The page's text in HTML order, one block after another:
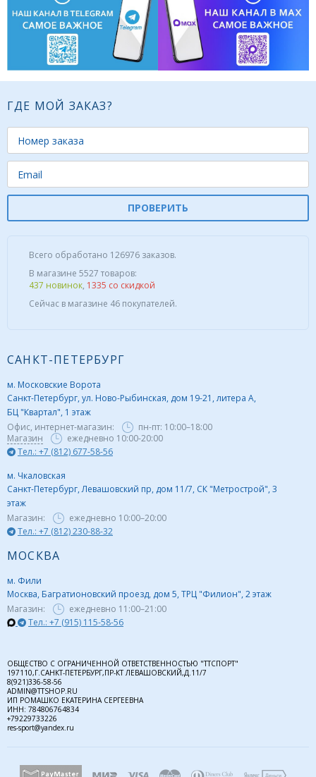
ГДЕ МОЙ ЗАКАЗ?
ПРОВЕРИТЬ
Всего обработано 126976 заказов.
В магазине 5527 товаров:
437 новинок, 1335 со скидкой
Сейчас в магазине 46 покупателей.
САНКТ-ПЕТЕРБУРГ
м. Московские Ворота
Санкт-Петербург, ул. Ново-Рыбинская, дом 19-21, литера А,
БЦ "Квартал", 1 этаж
Офис, интернет-магазин:
пн-пт: 10:00–18:00
Магазин
ежедневно 10:00-20:00
Тел.: +7 (812) 677-58-56
м. Чкаловская
Санкт-Петербург, Левашовский пр, дом 11/7, СК "Метрострой", 3
этаж
Магазин:
ежедневно 10:00–20:00
Тел.: +7 (812) 230-88-32
МОСКВА
м. Фили
Москва, Багратионовский проезд, дом 5, ТРЦ "Филион", 2 этаж
Магазин:
ежедневно 11:00–21:00
Тел.: +7 (915) 115-58-56
ОБЩЕСТВО С ОГРАНИЧЕННОЙ ОТВЕТСТВЕННОСТЬЮ "ТТСПОРТ"
197110,Г.САНКТ-ПЕТЕРБУРГ,ПР-КТ ЛЕВАШОВСКИЙ,Д.11/7
8(921)336-58-56
ADMIN@TTSHOP.RU
ИП РОМАШКО ЕКАТЕРИНА СЕРГЕЕВНА
ИНН: 784806764834
+79229733226
res-sport@yandex.ru